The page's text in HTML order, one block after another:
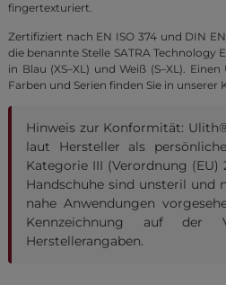
fingertexturiert.
Zertifiziert nach EN ISO 374 und DIN
die benannte Stelle SATRA Technology
in Blau (XS–XL) und Weiß (S–XL).
Farben und Serien finden Sie in unserer
Hinweis zur Konformität:
laut Hersteller als
Kategorie III (Verordnung (EU)
Handschuhe sind unsteril und
nahe Anwendungen
Kennzeichnung auf der
Herstellerangaben.